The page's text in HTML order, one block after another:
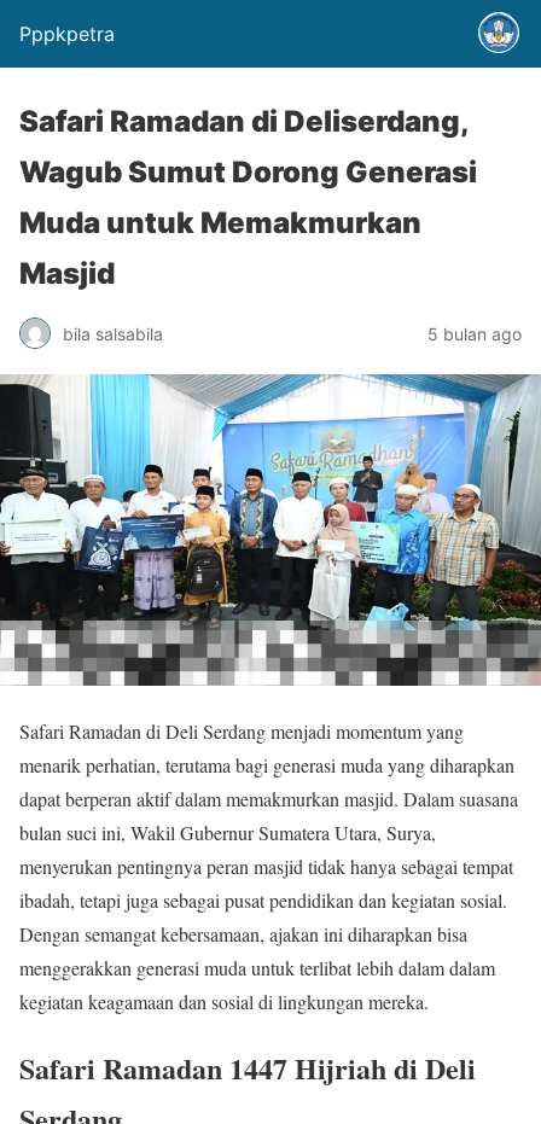
Pppkpetra
Safari Ramadan di Deliserdang,
Wagub Sumut Dorong Generasi
Muda untuk Memakmurkan
Masjid
bila salsabila 5 bulan ago
Safari Ramadan di Deli Serdang menjadi momentum yang
menarik perhatian, terutama bagi generasi muda yang diharapkan
dapat berperan aktif dalam memakmurkan masjid. Dalam suasana
bulan suci ini, Wakil Gubernur Sumatera Utara, Surya,
menyerukan pentingnya peran masjid tidak hanya sebagai tempat
ibadah, tetapi juga sebagai pusat pendidikan dan kegiatan sosial.
Dengan semangat kebersamaan, ajakan ini diharapkan bisa
menggerakkan generasi muda untuk terlibat lebih dalam dalam
kegiatan keagamaan dan sosial di lingkungan mereka.
Safari Ramadan 1447 Hijriah di Deli